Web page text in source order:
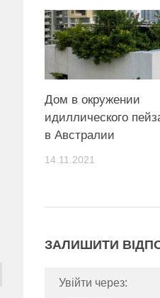
Дом в окружении
идиллического
в Австралии
14.11.2021
ЗАЛИШИТИ
Увійти через: